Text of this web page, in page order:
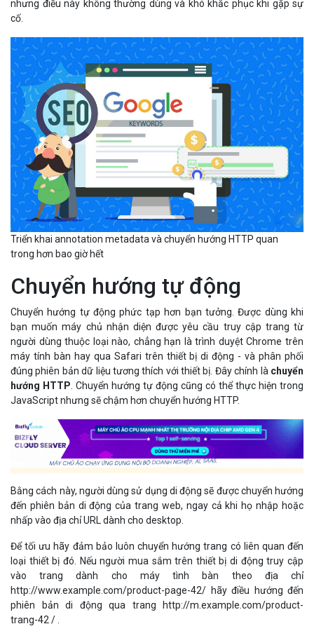
nhưng điều này không thường dùng và khó khắc phục khi gặp sự
cố.
Triển khai annotation metadata và chuyển hướng HTTP quan
trong hơn bao giờ hết
Chuyển hướng tự động
Chuyển hướng tự động phức tạp hơn bạn tưởng. Được dùng khi
bạn muốn máy chủ nhận diện được yêu cầu truy cập trang từ
người dùng thuộc loại nào, chẳng hạn là trình duyệt Chrome trên
máy tính bàn hay qua Safari trên thiết bị di động - và phân phối
đúng phiên bản dữ liệu tương thích với thiết bị. Đây chính là chuyển
hướng HTTP. Chuyển hướng tự động cũng có thể thực hiện trong
JavaScript nhưng sẽ chậm hơn chuyển hướng HTTP.
Bằng cách này, người dùng sử dụng di động sẽ được chuyển hướng
đến phiên bản di động của trang web, ngay cả khi họ nhập hoặc
nhấp vào địa chỉ URL dành cho desktop.
Để tối ưu hãy đảm bảo luôn chuyển hướng trang có liên quan đến
loại thiết bị đó. Nếu người mua sắm trên thiết bị di động truy cập
vào trang dành cho máy tình bàn theo địa chỉ
http://www.example.com/product-page-42/ hãy điều hướng đến
phiên bản di động qua trang http://m.example.com/product-
trang-42 / .